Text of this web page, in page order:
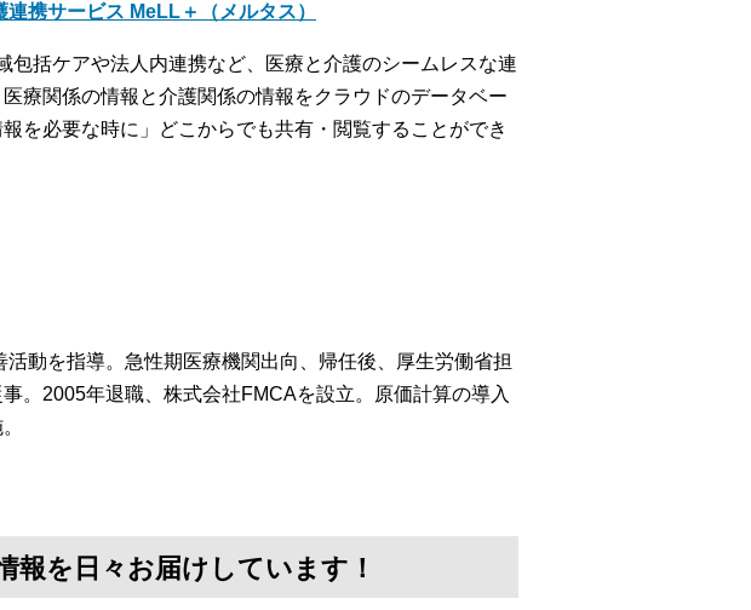
携サービス MeLL＋（メルタス）
包括ケアや法人内連携など、医療と介護のシームレスな連
療関係の情報と介護関係の情報をクラウドのデータベー
を必要な時に」どこからでも共有・閲覧することができ
動を指導。急性期医療機関出向、帰任後、厚生労働省担
。2005年退職、株式会社FMCAを設立。原価計算の導入
を日々お届けしています！